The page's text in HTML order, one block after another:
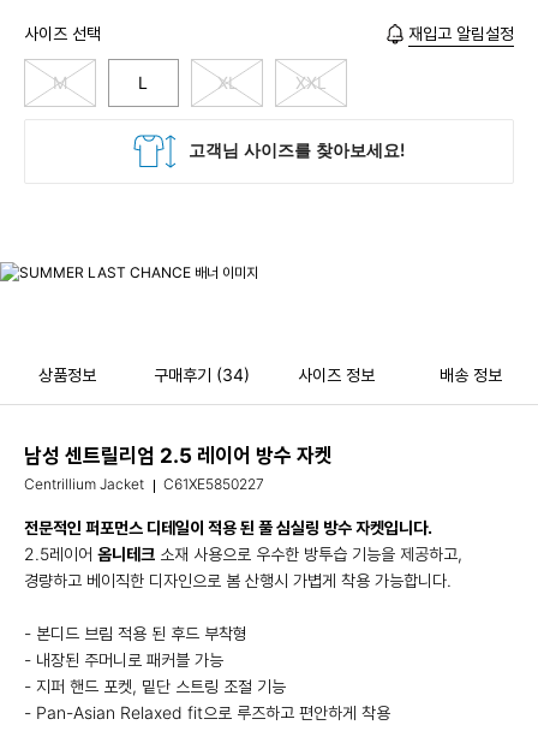
사이즈 선택 재입고 알림설정
M L XL XXL
상품정보 구매후기 (34) 사이즈 정보 배송 정보
남성 센트릴리엄 2.5 레이어 방수 자켓
Centrillium Jacket C61XE5850227
전문적인 퍼포먼스 디테일이 적용 된 풀 심실링 방수 자켓입니다.
2.5레이어 옴니테크 소재 사용으로 우수한 방투습 기능을 제공하고,
경량하고 베이직한 디자인으로 봄 산행시 가볍게 착용 가능합니다.
- 본디드 브림 적용 된 후드 부착형
- 내장된 주머니로 패커블 가능
- 지퍼 핸드 포켓, 밑단 스트링 조절 기능
- Pan-Asian Relaxed fit으로 루즈하고 편안하게 착용